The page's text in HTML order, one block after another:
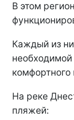
В этом
Каждый из
комфортного
На реке
пляжей: